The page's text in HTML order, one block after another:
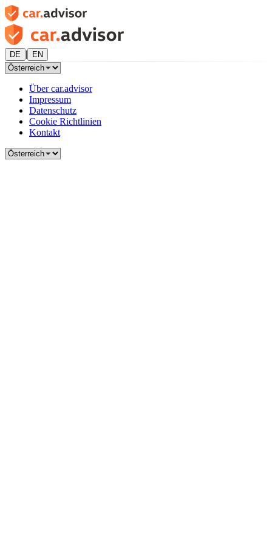
DE | EN
Über car.advisor
Impressum
Datenschutz
Cookie Richtlinien
Kontakt